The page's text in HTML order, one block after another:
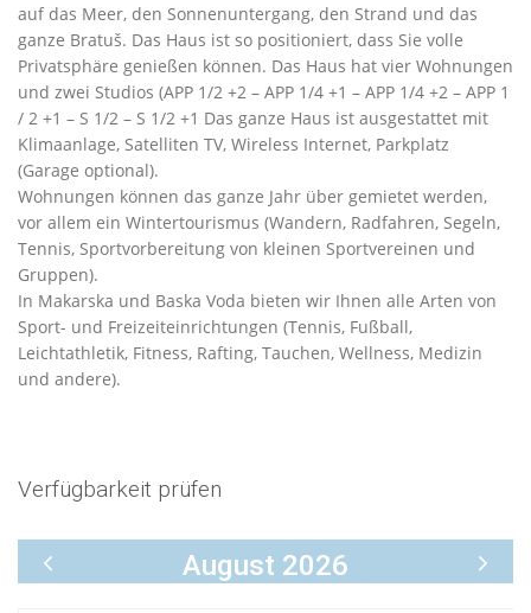
auf das Meer, den Sonnenuntergang, den Strand und das
ganze Bratuš. Das Haus ist so positioniert, dass Sie volle
Privatsphäre genießen können. Das Haus hat vier Wohnungen
und zwei Studios (APP 1/2 +2 – APP 1/4 +1 – APP 1/4 +2 – APP 1
/ 2 +1 – S 1/2 – S 1/2 +1 Das ganze Haus ist ausgestattet mit
Klimaanlage, Satelliten TV, Wireless Internet, Parkplatz
(Garage optional).
Wohnungen können das ganze Jahr über gemietet werden,
vor allem ein Wintertourismus (Wandern, Radfahren, Segeln,
Tennis, Sportvorbereitung von kleinen Sportvereinen und
Gruppen).
In Makarska und Baska Voda bieten wir Ihnen alle Arten von
Sport- und Freizeiteinrichtungen (Tennis, Fußball,
Leichtathletik, Fitness, Rafting, Tauchen, Wellness, Medizin
und andere).
Verfügbarkeit prüfen
August 2026